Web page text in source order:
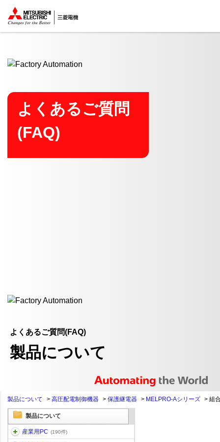
ここから本文
よくあるご質問
(FAQ)
よくあるご質問(FAQ)
製品について
製品について > 高圧配電制御機器 > 保護継電器 > MELPRO-Aシリーズ > 組
製品について
産業用PC (190件)